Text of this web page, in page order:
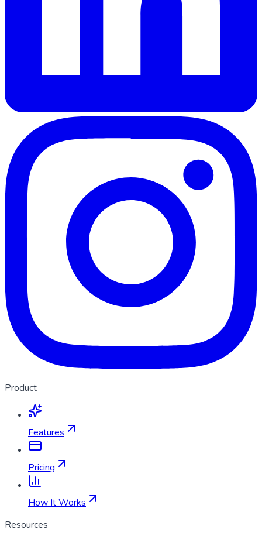
Product
Features
Pricing
How It Works
Resources